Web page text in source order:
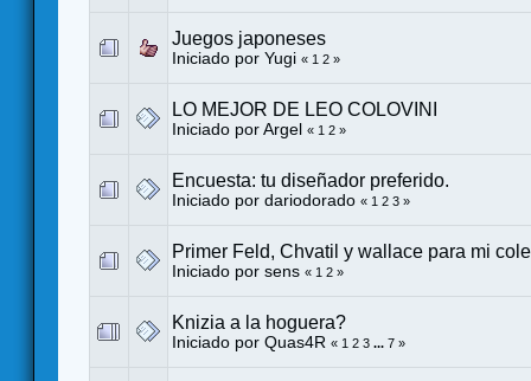
Juegos japoneses
Iniciado por Yugi « 1 2 »
LO MEJOR DE LEO COLOVINI
Iniciado por Argel « 1 2 »
Encuesta: tu diseñador preferido.
Iniciado por dariodorado « 1 2 3 »
Primer Feld, Chvatil y wallace para mi
Iniciado por sens « 1 2 »
Knizia a la hoguera?
Iniciado por Quas4R « 1 2 3 ... 7 »